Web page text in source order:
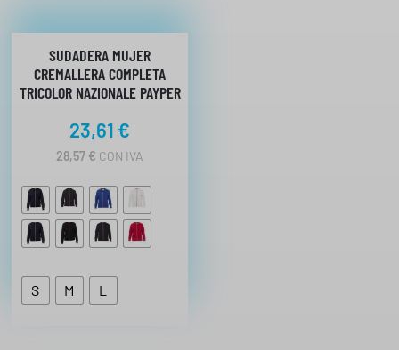
SUDADERA MUJER
CREMALLERA COMPLETA
TRICOLOR NAZIONALE PAYPER
23,61 €
28,57 € CON IVA
S M L